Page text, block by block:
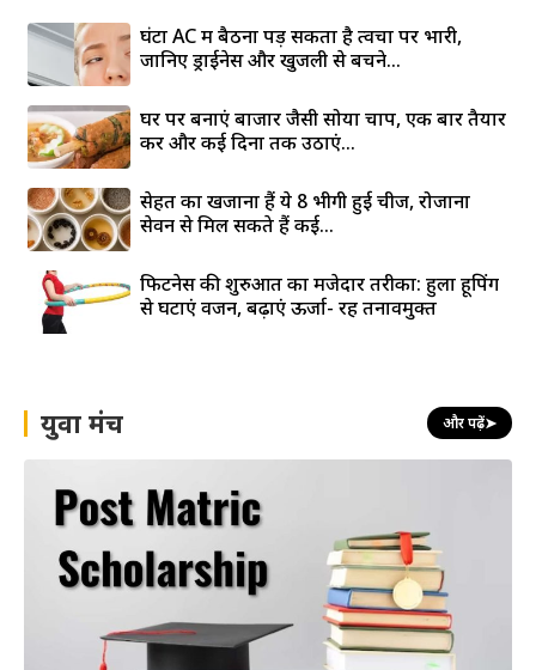
घंटों AC में बैठना पड़ सकता है त्वचा पर भारी,
जानिए ड्राईनेस और खुजली से बचने...
घर पर बनाएं बाजार जैसी सोया चाप, एक बार तैयार
करें और कई दिनों तक उठाएं...
सेहत का खजाना हैं ये 8 भीगी हुई चीजें, रोजाना
सेवन से मिल सकते हैं कई...
फिटनेस की शुरुआत का मजेदार तरीका: हुला हूपिंग
से घटाएं वजन, बढ़ाएं ऊर्जा- रहें तनावमुक्त
युवा मंच और पढ़ें➤